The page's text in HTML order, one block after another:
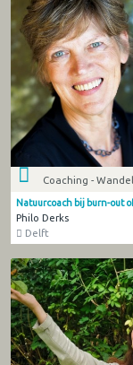
Coaching -
Natuurcoach bij burn-out
Philo Derks
Delft